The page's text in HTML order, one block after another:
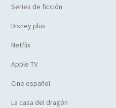
Series de ficción
Disney plus
Netflix
Apple TV
Cine español
La casa del dragón